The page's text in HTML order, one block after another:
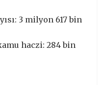
3 milyon 617 bin
haczi: 284 bin